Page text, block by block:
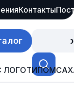
Контакты
ЛОГОТИПОМ